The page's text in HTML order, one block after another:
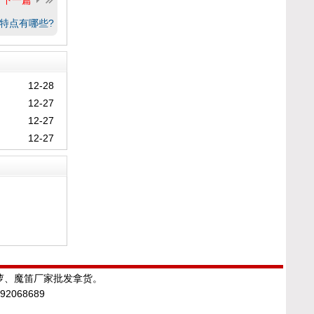
点有哪些?
12-28
12-27
12-27
12-27
魔笛厂家批发拿货。